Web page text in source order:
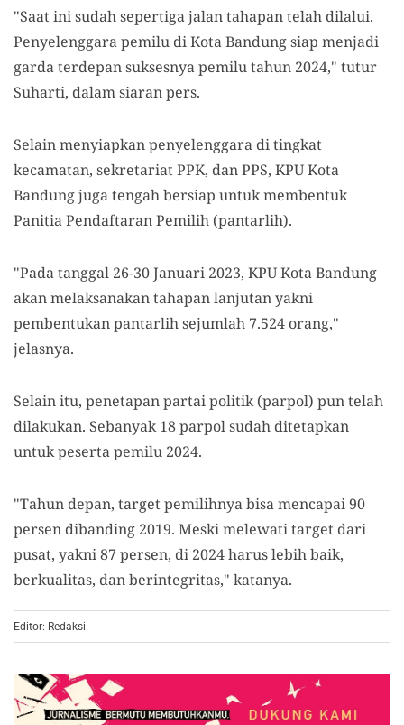
"Saat ini sudah sepertiga jalan tahapan telah dilalui.
Penyelenggara pemilu di Kota Bandung siap menjadi
garda terdepan suksesnya pemilu tahun 2024," tutur
Suharti, dalam siaran pers.
Selain menyiapkan penyelenggara di tingkat
kecamatan, sekretariat PPK, dan PPS, KPU Kota
Bandung juga tengah bersiap untuk membentuk
Panitia Pendaftaran Pemilih (pantarlih).
"Pada tanggal 26-30 Januari 2023, KPU Kota Bandung
akan melaksanakan tahapan lanjutan yakni
pembentukan pantarlih sejumlah 7.524 orang,"
jelasnya.
Selain itu, penetapan partai politik (parpol) pun telah
dilakukan. Sebanyak 18 parpol sudah ditetapkan
untuk peserta pemilu 2024.
"Tahun depan, target pemilihnya bisa mencapai 90
persen dibanding 2019. Meski melewati target dari
pusat, yakni 87 persen, di 2024 harus lebih baik,
berkualitas, dan berintegritas," katanya.
Editor: Redaksi